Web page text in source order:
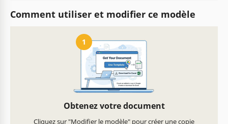
Comment utiliser et modifier ce modèle
1
Obtenez votre document
Cliquez sur "Modifier le modèle" pour créer une copie